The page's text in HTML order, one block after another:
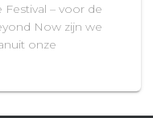
– voor de
Now zijn we
onze